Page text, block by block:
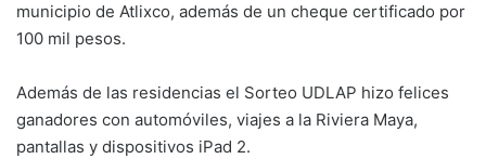
municipio de Atlixco, además de un cheque certificado por
100 mil pesos.
Además de las residencias el Sorteo UDLAP hizo felices
ganadores con automóviles, viajes a la Riviera Maya,
pantallas y dispositivos iPad 2.